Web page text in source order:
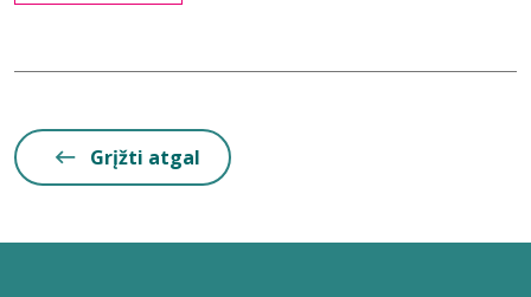
Grįžti atgal